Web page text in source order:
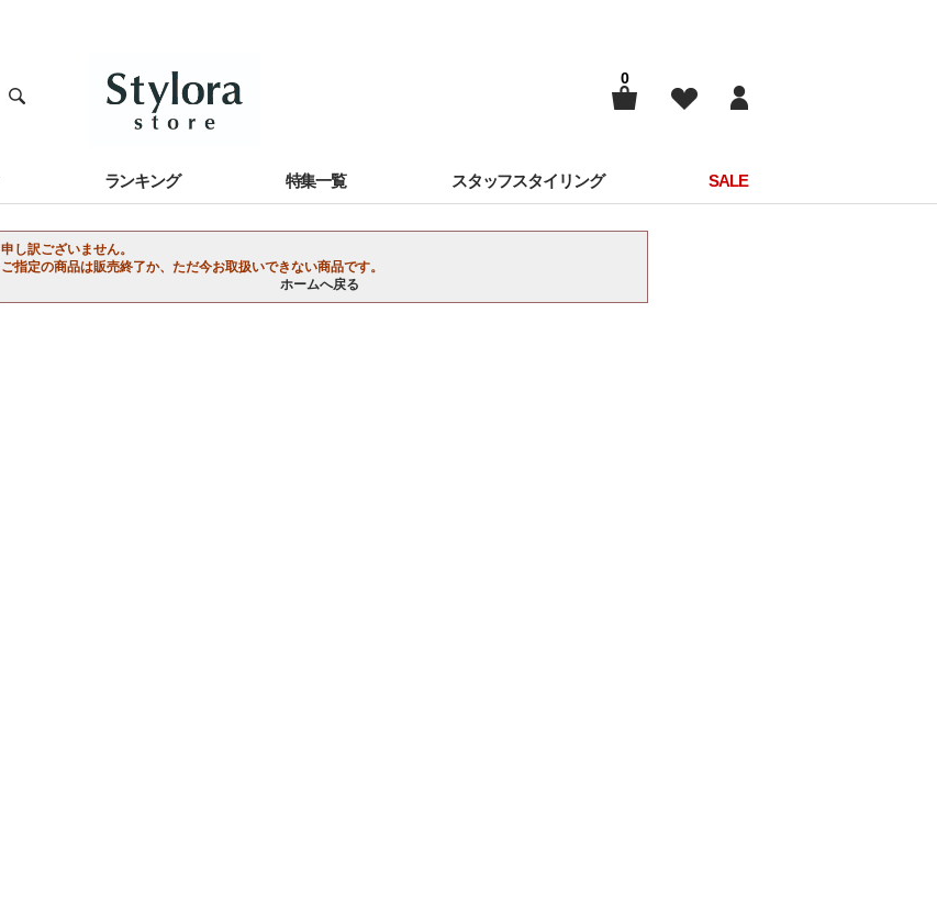
0
ランキング 特集一覧 スタッフスタイリング SALE
申し訳ございません。
ご指定の商品は販売終了か、ただ今お取扱いできない商品です。
ホームへ戻る